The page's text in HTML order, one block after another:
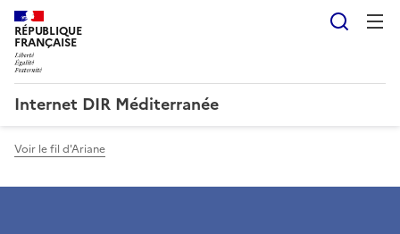
RÉPUBLIQUE
FRANÇAISE
Internet DIR Méditerranée
Voir le fil d'Ariane